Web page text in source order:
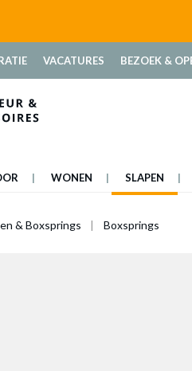
VACATURES BEZOEK &
WONEN SLAPEN
& Boxsprings Boxsprings